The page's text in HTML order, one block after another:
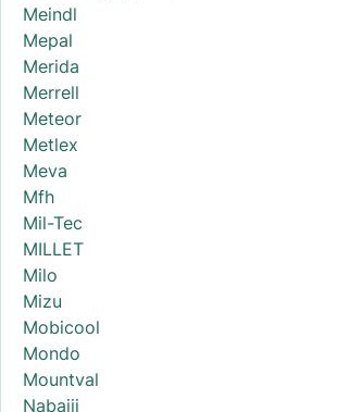
Meindl
Mepal
Merida
Merrell
Meteor
Metlex
Meva
Mfh
Mil-Tec
MILLET
Milo
Mizu
Mobicool
Mondo
Mountval
Nabaiji